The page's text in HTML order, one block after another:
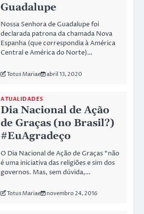
Guadalupe
Nossa Senhora de Guadalupe foi
declarada patrona da chamada Nova
Espanha (que correspondia à América
Central e América do Norte)…
Totus Mariae abril 13, 2020
ATUALIDADES
Dia Nacional de Ação
de Graças (no Brasil?)
#EuAgradeço
O Dia Nacional de Ação de Graças “não
é uma iniciativa das religiões e sim dos
governos. Mas, sem dúvida,…
Totus Mariae novembro 24, 2016